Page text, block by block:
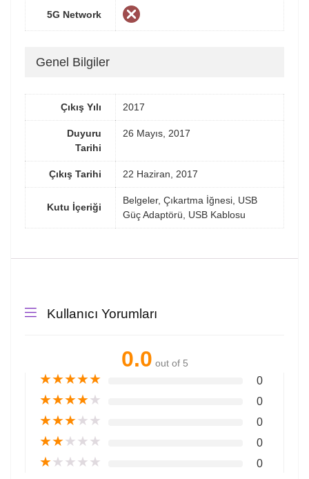
5G Network
Genel Bilgiler
Çıkış Yılı 2017
Duyuru
Tarihi
26 Mayıs, 2017
Çıkış Tarihi 22 Haziran, 2017
Kutu İçeriği
Belgeler, Çıkartma İğnesi, USB
Güç Adaptörü, USB Kablosu
Kullanıcı Yorumları
0.0 out of 5
★★★★★ 0
★★★★★ 0
★★★★★ 0
★★★★★ 0
★★★★★ 0